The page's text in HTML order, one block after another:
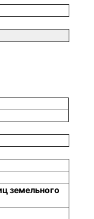
земельного